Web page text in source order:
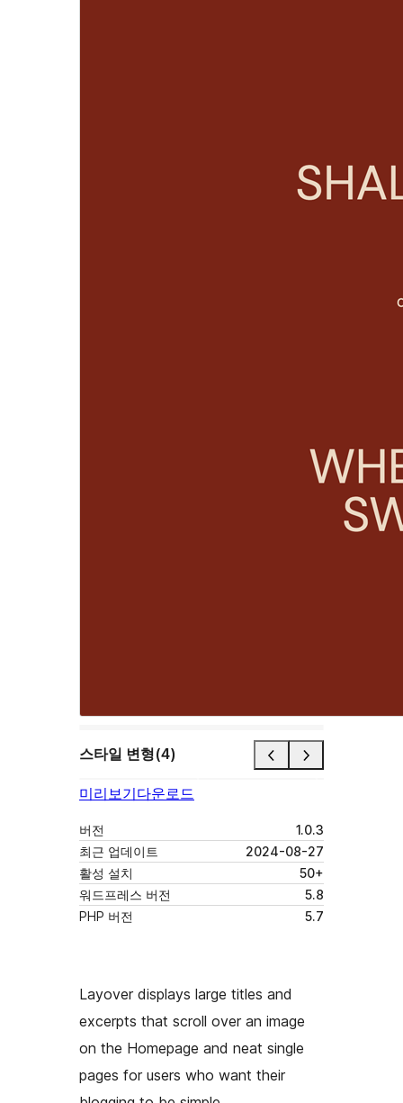
스타일 변형(4)
미리보기다운로드
버전
1.0.3
최근 업데이트
2024-08-27
활성 설치
50+
워드프레스 버전
5.8
PHP 버전
5.7
Layover displays large titles and
excerpts that scroll over an image
on the Homepage and neat single
pages for users who want their